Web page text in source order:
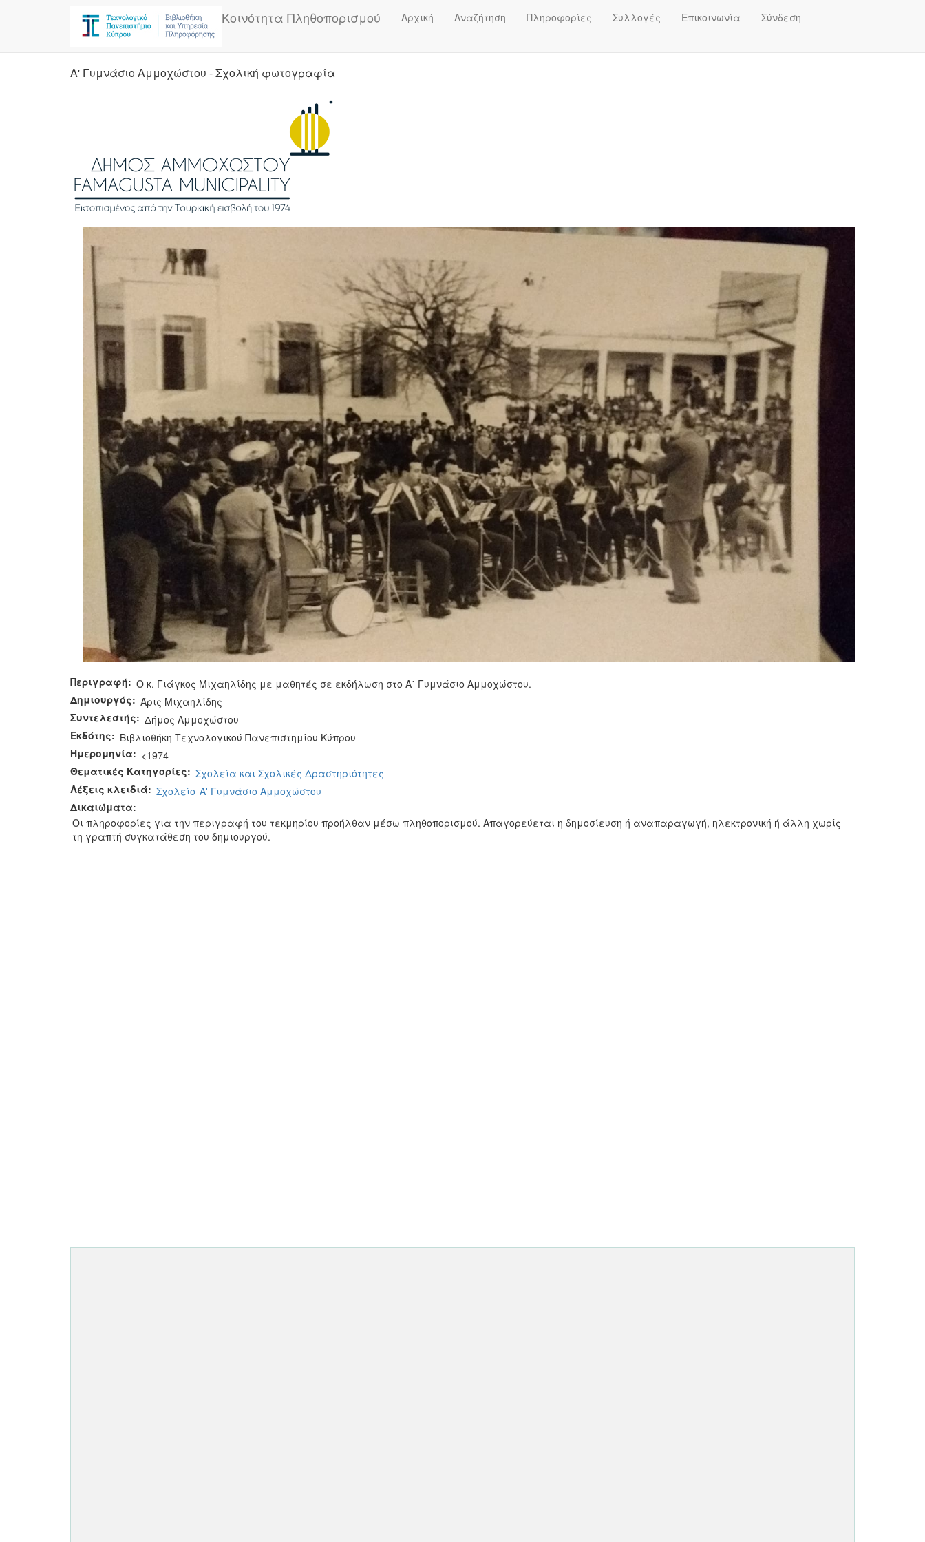
Κοινότητα Πληθοπορισμού Αρχική Αναζήτηση Πληροφορίες Συλλογές Επικοινωνία Σύνδεση
Α' Γυμνάσιο Αμμοχώστου - Σχολική φωτογραφία
Περιγραφή: Ο κ. Γιάγκος Μιχαηλίδης με μαθητές σε εκδήλωση στο Α΄ Γυμνάσιο Αμμοχώστου.
Δημιουργός: Άρις Μιχαηλίδης
Συντελεστής: Δήμος Αμμοχώστου
Εκδότης: Βιβλιοθήκη Τεχνολογικού Πανεπιστημίου Κύπρου
Ημερομηνία: <1974
Θεματικές Κατηγορίες: Σχολεία και Σχολικές Δραστηριότητες
Λέξεις κλειδιά: Σχολείο Α' Γυμνάσιο Αμμοχώστου
Δικαιώματα:
Οι πληροφορίες για την περιγραφή του τεκμηρίου προήλθαν μέσω πληθοπορισμού. Απαγορεύεται η δημοσίευση ή αναπαραγωγή, ηλεκτρονική ή άλλη χωρίς
τη γραπτή συγκατάθεση του δημιουργού.